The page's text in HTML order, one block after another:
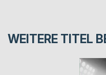
WEITERE TITEL